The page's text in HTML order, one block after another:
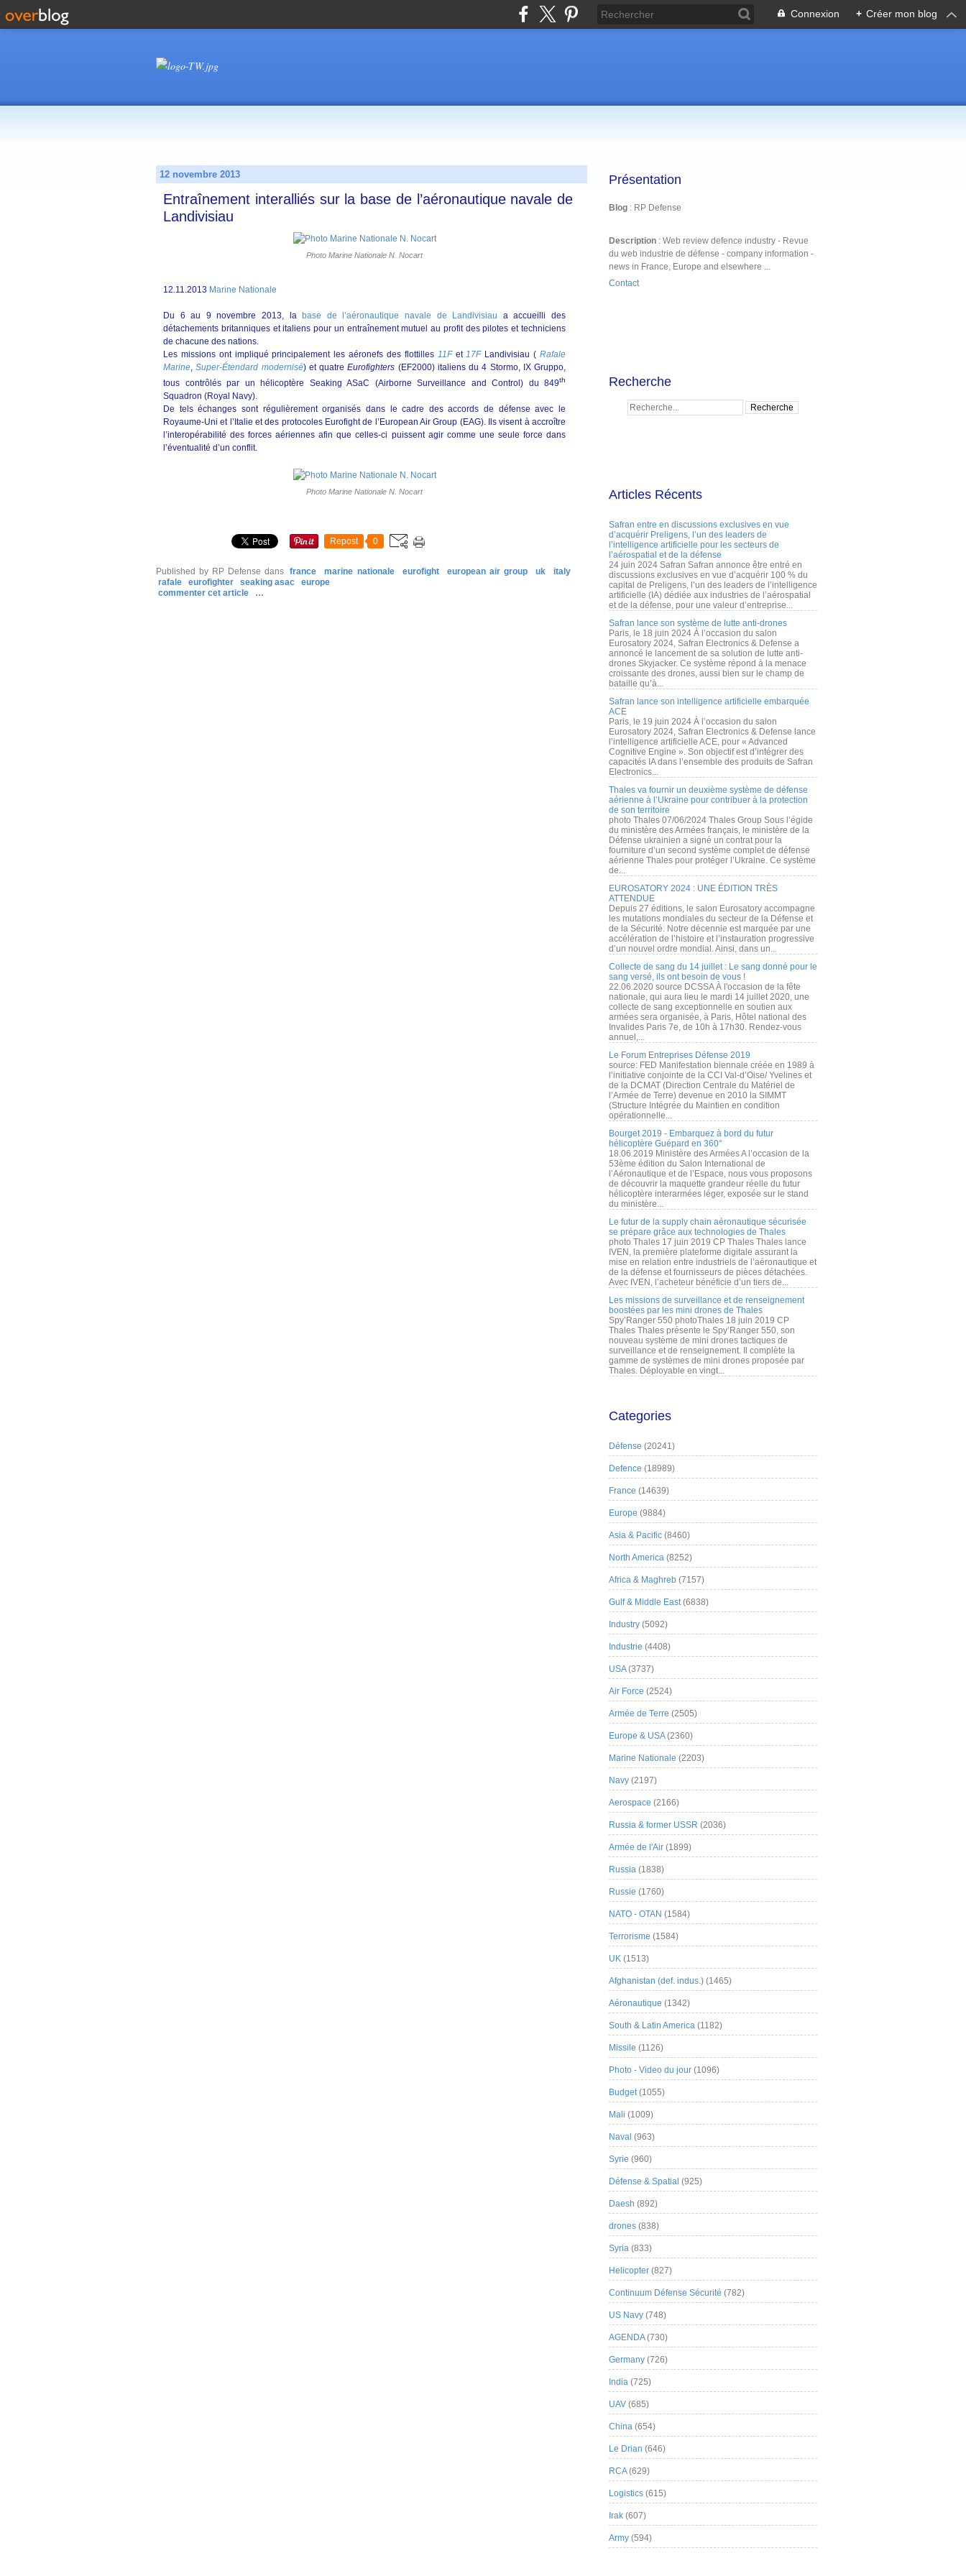
Connexion + Créer mon blog
12 novembre 2013
Entraînement interalliés sur la base de l’aéronautique navale de
Landivisiau
Photo Marine Nationale N. Nocart
12.11.2013 Marine Nationale
Du 6 au 9 novembre 2013, la base de l’aéronautique navale de Landivisiau a accueilli des
détachements britanniques et italiens pour un entraînement mutuel au profit des pilotes et techniciens
de chacune des nations.
Les missions ont impliqué principalement les aéronefs des flottilles 11F et17FLandivisiau (Rafale
Marine,Super-Étendard modernisé) et quatreEurofighters (EF2000) italiens du 4 Stormo, IX Gruppo,
tous contrôlés par un hélicoptère Seaking ASaC (Airborne Surveillance and Control) du 849th
Squadron (Royal Navy).
De tels échanges sont régulièrement organisés dans le cadre des accords de défense avec le
Royaume-Uni et l’Italie et des protocoles Eurofight de l’European Air Group (EAG). Ils visent à accroître
l’interopérabilité des forces aériennes afin que celles-ci puissent agir comme une seule force dans
l’éventualité d’un conflit.
Photo Marine Nationale N. Nocart
Repost 0
Published by RP Defense dans france marine nationale eurofight european air group uk
italy
rafale
eurofighter seaking asac
europe
commenter cet article
…
Présentation
Blog : RP Defense
Description : Web review defence industry - Revue
du web industrie de défense - company information -
news in France, Europe and elsewhere ...
Contact
Recherche
Articles Récents
Safran entre en discussions exclusives en vue
d’acquérir Preligens, l’un des leaders de
l’intelligence artificielle pour les secteurs de
l’aérospatial et de la défense
24 juin 2024 Safran Safran annonce être entré en
discussions exclusives en vue d’acquérir 100 % du
capital de Preligens, l’un des leaders de l’intelligence
artificielle (IA) dédiée aux industries de l’aérospatial
et de la défense, pour une valeur d’entreprise...
Safran lance son système de lutte anti-drones
Paris, le 18 juin 2024 À l’occasion du salon
Eurosatory 2024, Safran Electronics & Defense a
annoncé le lancement de sa solution de lutte anti-
drones Skyjacker. Ce système répond à la menace
croissante des drones, aussi bien sur le champ de
bataille qu’à...
Safran lance son intelligence artificielle embarquée
ACE
Paris, le 19 juin 2024 À l’occasion du salon
Eurosatory 2024, Safran Electronics & Defense lance
l’intelligence artificielle ACE, pour « Advanced
Cognitive Engine ». Son objectif est d’intégrer des
capacités IA dans l’ensemble des produits de Safran
Electronics...
Thales va fournir un deuxième système de défense
aérienne à l’Ukraine pour contribuer à la protection
de son territoire
photo Thales 07/06/2024 Thales Group Sous l’égide
du ministère des Armées français, le ministère de la
Défense ukrainien a signé un contrat pour la
fourniture d’un second système complet de défense
aérienne Thales pour protéger l’Ukraine. Ce système
de...
EUROSATORY 2024 : UNE ÉDITION TRÈS
ATTENDUE
Depuis 27 éditions, le salon Eurosatory accompagne
les mutations mondiales du secteur de la Défense et
de la Sécurité. Notre décennie est marquée par une
accélération de l’histoire et l’instauration progressive
d’un nouvel ordre mondial. Ainsi, dans un...
Collecte de sang du 14 juillet : Le sang donné pour le
sang versé, ils ont besoin de vous !
22.06.2020 source DCSSA À l'occasion de la fête
nationale, qui aura lieu le mardi 14 juillet 2020, une
collecte de sang exceptionnelle en soutien aux
armées sera organisée, à Paris, Hôtel national des
Invalides Paris 7e, de 10h à 17h30. Rendez-vous
annuel,...
Le Forum Entreprises Défense 2019
source: FED Manifestation biennale créée en 1989 à
l’initiative conjointe de la CCI Val-d’Oise/ Yvelines et
de la DCMAT (Direction Centrale du Matériel de
l’Armée de Terre) devenue en 2010 la SIMMT
(Structure Intégrée du Maintien en condition
opérationnelle...
Bourget 2019 - Embarquez à bord du futur
hélicoptère Guépard en 360°
18.06.2019 Ministère des Armées A l’occasion de la
53ème édition du Salon International de
l’Aéronautique et de l’Espace, nous vous proposons
de découvrir la maquette grandeur réelle du futur
hélicoptère interarmées léger, exposée sur le stand
du ministère...
Le futur de la supply chain aéronautique sécurisée
se prépare grâce aux technologies de Thales
photo Thales 17 juin 2019 CP Thales Thales lance
IVEN, la première plateforme digitale assurant la
mise en relation entre industriels de l’aéronautique et
de la défense et fournisseurs de pièces détachées.
Avec IVEN, l’acheteur bénéficie d’un tiers de...
Les missions de surveillance et de renseignement
boostées par les mini drones de Thales
Spy’Ranger 550 photoThales 18 juin 2019 CP
Thales Thales présente le Spy’Ranger 550, son
nouveau système de mini drones tactiques de
surveillance et de renseignement. Il complète la
gamme de systèmes de mini drones proposée par
Thales. Déployable en vingt...
Categories
Défense (20241)
Defence (18989)
France (14639)
Europe (9884)
Asia & Pacific (8460)
North America (8252)
Africa & Maghreb (7157)
Gulf & Middle East(6838)
Industry (5092)
Industrie (4408)
USA(3737)
Air Force (2524)
Armée de Terre (2505)
Europe & USA(2360)
Marine Nationale (2203)
Navy (2197)
Aerospace (2166)
Russia & former USSR (2036)
Armée de l'Air (1899)
Russia (1838)
Russie (1760)
NATO - OTAN (1584)
Terrorisme (1584)
UK (1513)
Afghanistan (def. indus.) (1465)
Aéronautique (1342)
South & Latin America (1182)
Missile (1126)
Photo - Video du jour (1096)
Budget(1055)
Mali (1009)
Naval (963)
Syrie (960)
Défense & Spatial (925)
Daesh (892)
drones (838)
Syria (833)
Helicopter (827)
Continuum Défense Sécurité (782)
US Navy (748)
AGENDA(730)
Germany (726)
India (725)
UAV (685)
China (654)
Le Drian (646)
RCA(629)
Logistics (615)
Irak (607)
Army (594)